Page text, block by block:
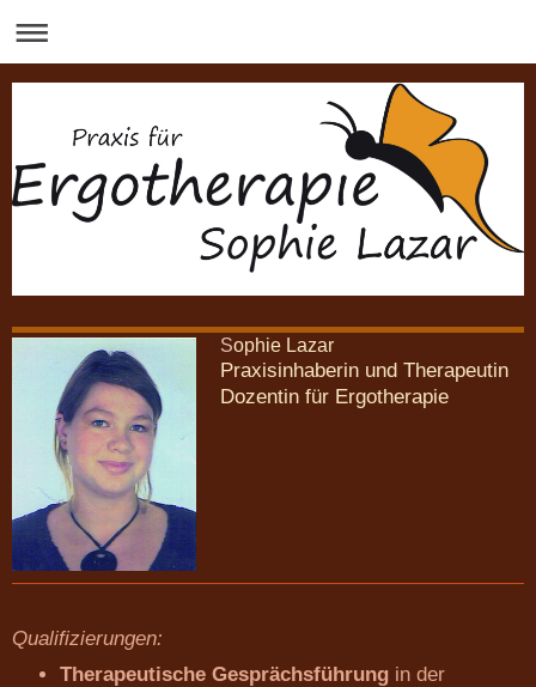
Sophie Lazar
Praxisinhaberin und Therapeutin
Dozentin für Ergotherapie
Qualifizierungen:
Therapeutische Gesprächsführung in der